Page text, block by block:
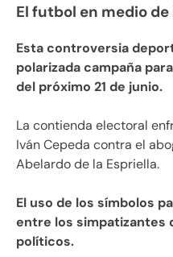
El futbol en medio
Esta controversia
polarizada campaña
del próximo 21 de junio.
La contienda electoral
Iván Cepeda contra el
Abelardo de la Espriella.
El uso de los símbolos
entre los simpatizantes
políticos.